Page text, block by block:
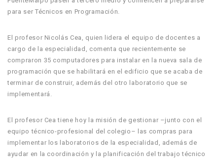
para ser Técnicos en Programación.
El profesor Nicolás Cea, quien lidera el equipo de docentes a
cargo de la especialidad, comenta que recientemente se
compraron 35 computadores para instalar en la nueva sala de
programación que se habilitará en el edificio que se acaba de
terminar de construir, además del otro laboratorio que se
implementará.
El profesor Cea tiene hoy la misión de gestionar –junto con el
equipo técnico-profesional del colegio– las compras para
implementar los laboratorios de la especialidad, además de
ayudar en la coordinación y la planificación del trabajo técnico